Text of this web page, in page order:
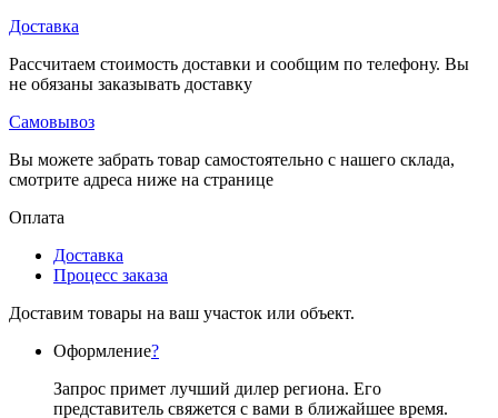
Доставка
Рассчитаем стоимость доставки и сообщим по телефону. Вы
не обязаны заказывать доставку
Самовывоз
Вы можете забрать товар самостоятельно с нашего склада,
смотрите адреса ниже на странице
Оплата
Доставка
Процесс заказа
Доставим товары на ваш участок или объект.
Оформление?
Запрос примет лучший дилер региона. Его
представитель свяжется с вами в ближайшее время.